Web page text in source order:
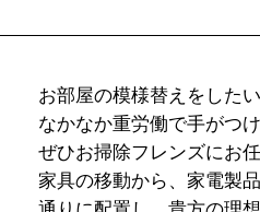
お部屋の模様替えをした
なかなか重労働で手がつ
ぜひお掃除フレンズにお
家具の移動から、家電製